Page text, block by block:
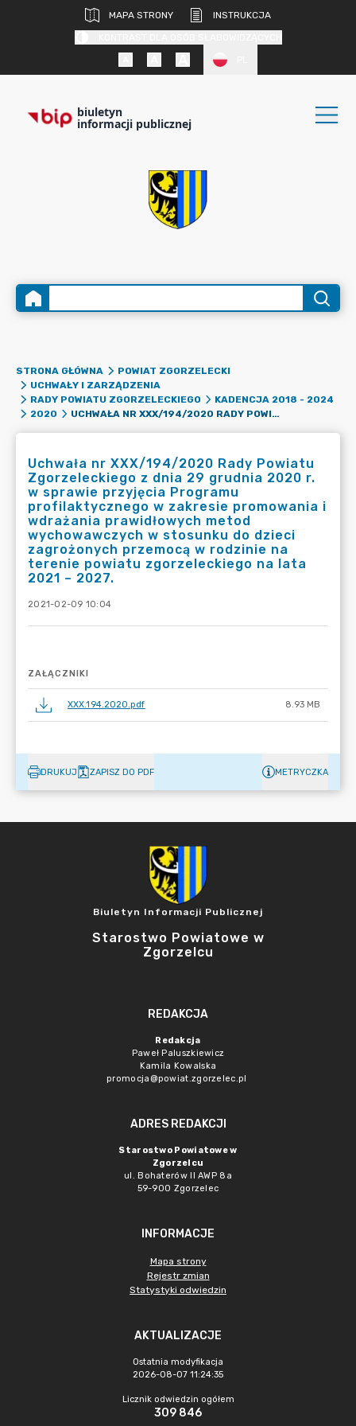
MAPA STRONY
INSTRUKCJA
biuletyn
informacji publicznej
STRONA GŁÓWNA
POWIAT ZGORZELECKI
UCHWAŁY I ZARZĄDZENIA
RADY POWIATU ZGORZELECKIEGO
KADENCJA 2018 - 2024
2020
UCHWAŁA NR XXX/194/2020 RADY POWIATU ZGORZELECKIEGO Z DNIA 29 GRUDNIA 2020 R. W SPRAWIE PRZYJĘCIA PROGRAMU PROFILAKTYCZNEGO W ZAKRESIE PROMOWANIA I WDRAŻANIA PRAWIDŁOWYCH METOD WYCHOWAWCZYCH W STOSUNKU DO DZIECI ZAGROŻONYCH PRZEMOCĄ W RODZINIE NA TERENIE POWIATU ZGORZELECKIEGO NA LATA 2021 – 2027.
Uchwała nr XXX/194/2020 Rady Powiatu
Zgorzeleckiego z dnia 29 grudnia 2020 r.
w sprawie przyjęcia Programu
profilaktycznego w zakresie promowania i
wdrażania prawidłowych metod
wychowawczych w stosunku do dzieci
zagrożonych przemocą w rodzinie na
terenie powiatu zgorzeleckiego na lata
2021 – 2027.
2021-02-09 10:04
ZAŁĄCZNIKI
XXX.194.2020.pdf 8.93 MB
DRUKUJ ZAPISZ DO PDF METRYCZKA
Biuletyn Informacji Publicznej
Starostwo Powiatowe w
Zgorzelcu
REDAKCJA
Redakcja
Paweł Paluszkiewicz
Kamila Kowalska
promocja@powiat.zgorzelec.pl
ADRES REDAKCJI
Starostwo Powiatowe w
Zgorzelcu
ul. Bohaterów II AWP 8a
59-900 Zgorzelec
INFORMACJE
Mapa strony
Rejestr zmian
Statystyki odwiedzin
AKTUALIZACJE
Ostatnia modyfikacja
2026-08-07 11:24:35
Licznik odwiedzin ogółem
309 846